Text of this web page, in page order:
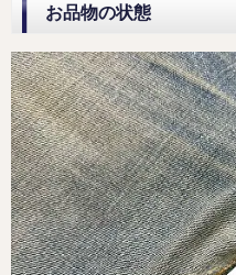
お品物の状態